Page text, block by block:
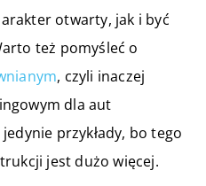
otwarty, jak i być
też pomyśleć o
, czyli inaczej
dla aut
przykłady, bo tego
jest dużo więcej.